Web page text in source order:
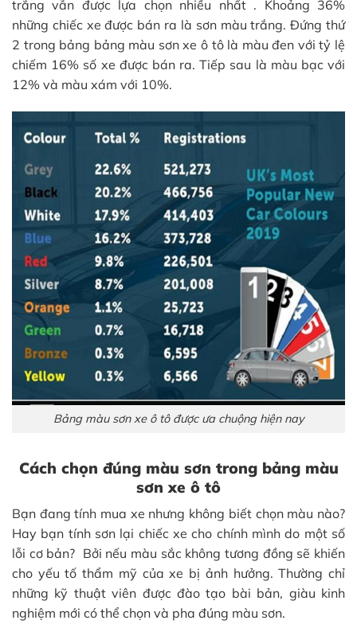
trắng vẫn được lựa chọn nhiều nhất . Khoảng 36%
những chiếc xe được bán ra là sơn màu trắng. Đứng thứ
2 trong bảng bảng màu sơn xe ô tô là màu đen với tỷ lệ
chiếm 16% số xe được bán ra. Tiếp sau là màu bạc với
12% và màu xám với 10%.
Bảng màu sơn xe ô tô được ưa chuộng hiện nay
Cách chọn đúng màu sơn trong bảng màu
sơn xe ô tô
Bạn đang tính mua xe nhưng không biết chọn màu nào?
Hay bạn tính sơn lại chiếc xe cho chính mình do một số
lỗi cơ bản? Bởi nếu màu sắc không tương đồng sẽ khiến
cho yếu tố thẩm mỹ của xe bị ảnh hưởng. Thường chỉ
những kỹ thuật viên được đào tạo bài bản, giàu kinh
nghiệm mới có thể chọn và pha đúng màu sơn.